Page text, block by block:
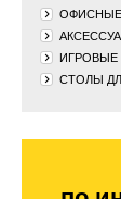
ОФИСНЫЕ
ИГРОВЫЕ
СТОЛЫ